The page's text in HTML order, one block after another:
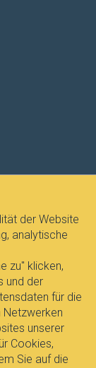
der Website
analytische
zu" klicken,
und der
für die
Netzwerken
unserer
Cookies,
Sie auf die